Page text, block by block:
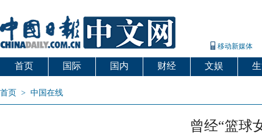
移动新媒体
首页 国际 国内 财经 文娱
首页 > 中国在线
曾经“篮球